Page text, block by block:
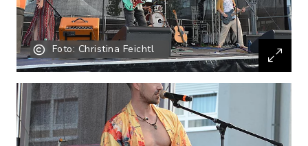
Foto: Christina Feichtl